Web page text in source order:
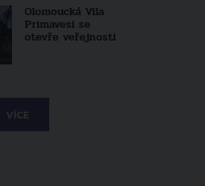
Olomoucká Vila
Primavesi se
otevře veřejnosti
VÍCE